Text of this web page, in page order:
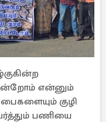
என்னும்
குழி
பணியை